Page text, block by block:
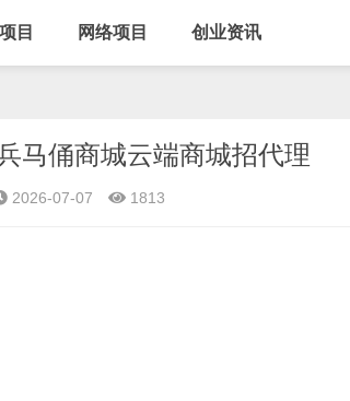
目 网络项目 创业资讯
马俑商城云端商城招代理
2026-07-07 1813